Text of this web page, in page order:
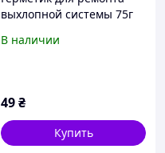
выхлопной системы 75г
В наличии
49₴
Купить